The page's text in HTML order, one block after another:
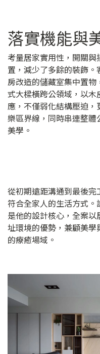
落實機能與
考量居家實用性，開關
置，減少了多餘的裝飾
房改造的儲藏室集中置
式大樑橫跨公領域，以
應，不僅弱化結構壓迫
樂區界線，同時串連整
美學。
從初期遠距溝通到最後
符合全家人的生活方式
是他的設計核心，全案
址環境的優勢，兼顧美
的療癒場域。